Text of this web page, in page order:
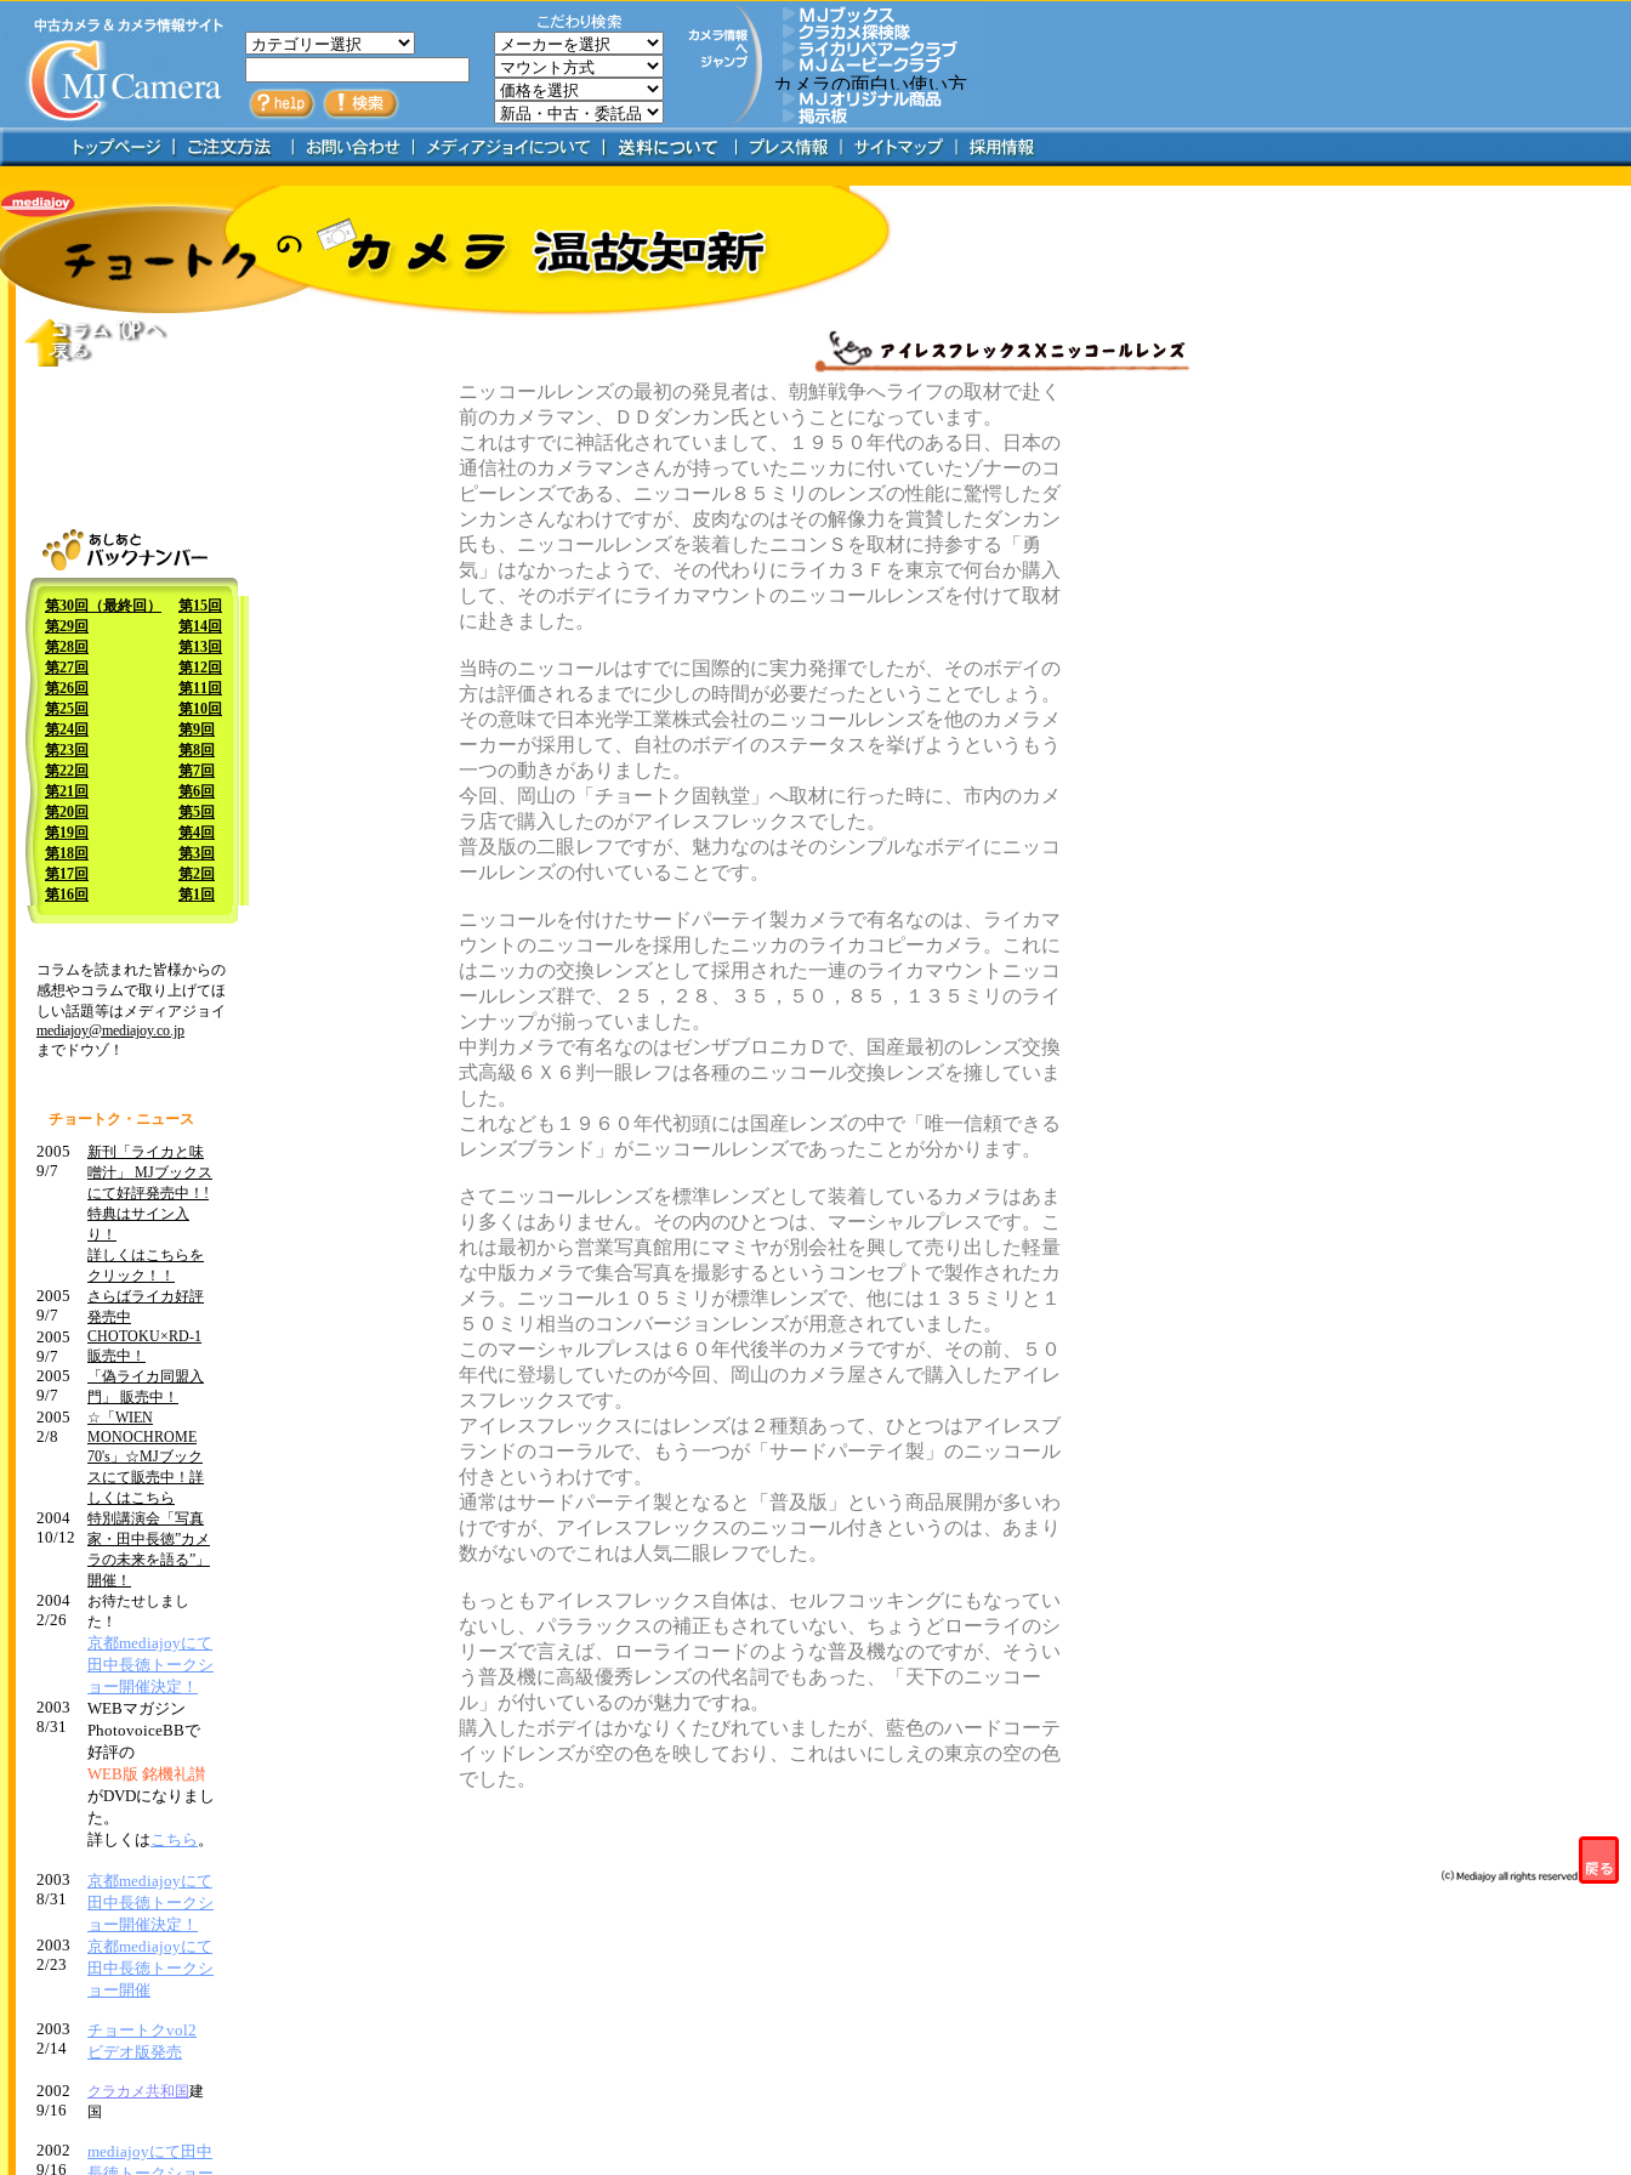
第30回（最終回）
第29回
第28回
第27回
第26回
第25回
第24回
第23回
第22回
第21回
第20回
第19回
第18回
第17回
第16回
第15回
第14回
第13回
第12回
第11回
第10回
第9回
第8回
第7回
第6回
第5回
第4回
第3回
第2回
第1回
コラムを読まれた皆様からの
感想やコラムで取り上げてほ
しい話題等はメディアジョイ
mediajoy@mediajoy.co.jp
までドウゾ！
チョートク・ニュース
2005
9/7
新刊「ライカと味
噌汁」 MJブックス
にて好評発売中！!
特典はサイン入
り！
詳しくはこちらを
クリック！！
2005
9/7
さらばライカ好評
発売中
2005
9/7
CHOTOKU×RD-1
販売中！
2005
9/7
「偽ライカ同盟入
門」 販売中！
2005
2/8
☆「WIEN
MONOCHROME
70's」☆MJブック
スにて販売中！詳
しくはこちら
2004
10/12
特別講演会「写真
家・田中長徳”カメ
ラの未来を語る”」
開催！
2004
2/26
お待たせしまし
た！
京都mediajoyにて
田中長徳トークシ
ョー開催決定！
2003
8/31
WEBマガジン
PhotovoiceBBで
好評の
WEB版 銘機礼讃
がDVDになりまし
た。
詳しくはこちら 。
2003
8/31
京都mediajoyにて
田中長徳トークシ
ョー開催決定！
2003
2/23
京都mediajoyにて
田中長徳トークシ
ョー開催
2003
2/14
チョートクvol2
ビデオ版発売
2002
9/16
クラカメ共和国建
国
2002
9/16
mediajoyにて田中
ニッコールレンズの最初の発見者は、朝鮮戦争へライフの取材で赴く
前のカメラマン、ＤＤダンカン氏ということになっています。
これはすでに神話化されていまして、１９５０年代のある日、日本の
通信社のカメラマンさんが持っていたニッカに付いていたゾナーのコ
ピーレンズである、ニッコール８５ミリのレンズの性能に驚愕したダ
ンカンさんなわけですが、皮肉なのはその解像力を賞賛したダンカン
氏も、ニッコールレンズを装着したニコンＳを取材に持参する「勇
気」はなかったようで、その代わりにライカ３Ｆを東京で何台か購入
して、そのボデイにライカマウントのニッコールレンズを付けて取材
に赴きました。
当時のニッコールはすでに国際的に実力発揮でしたが、そのボデイの
方は評価されるまでに少しの時間が必要だったということでしょう。
その意味で日本光学工業株式会社のニッコールレンズを他のカメラメ
ーカーが採用して、自社のボデイのステータスを挙げようというもう
一つの動きがありました。
今回、岡山の「チョートク固執堂」へ取材に行った時に、市内のカメ
ラ店で購入したのがアイレスフレックスでした。
普及版の二眼レフですが、魅力なのはそのシンプルなボデイにニッコ
ールレンズの付いていることです。
ニッコールを付けたサードパーテイ製カメラで有名なのは、ライカマ
ウントのニッコールを採用したニッカのライカコピーカメラ。これに
はニッカの交換レンズとして採用された一連のライカマウントニッコ
ールレンズ群で、２５，２８、３５，５０，８５，１３５ミリのライ
ンナップが揃っていました。
中判カメラで有名なのはゼンザブロニカＤで、国産最初のレンズ交換
式高級６Ｘ６判一眼レフは各種のニッコール交換レンズを擁していま
した。
これなども１９６０年代初頭には国産レンズの中で「唯一信頼できる
レンズブランド」がニッコールレンズであったことが分かります。
さてニッコールレンズを標準レンズとして装着しているカメラはあま
り多くはありません。その内のひとつは、マーシャルプレスです。こ
れは最初から営業写真館用にマミヤが別会社を興して売り出した軽量
な中版カメラで集合写真を撮影するというコンセプトで製作されたカ
メラ。ニッコール１０５ミリが標準レンズで、他には１３５ミリと１
５０ミリ相当のコンバージョンレンズが用意されていました。
このマーシャルプレスは６０年代後半のカメラですが、その前、５０
年代に登場していたのが今回、岡山のカメラ屋さんで購入したアイレ
スフレックスです。
アイレスフレックスにはレンズは２種類あって、ひとつはアイレスブ
ランドのコーラルで、もう一つが「サードパーテイ製」のニッコール
付きというわけです。
通常はサードパーテイ製となると「普及版」という商品展開が多いわ
けですが、アイレスフレックスのニッコール付きというのは、あまり
数がないのでこれは人気二眼レフでした。
もっともアイレスフレックス自体は、セルフコッキングにもなってい
ないし、パララックスの補正もされていない、ちょうどローライのシ
リーズで言えば、ローライコードのような普及機なのですが、そうい
う普及機に高級優秀レンズの代名詞でもあった、「天下のニッコー
ル」が付いているのが魅力ですね。
購入したボデイはかなりくたびれていましたが、藍色のハードコーテ
イッドレンズが空の色を映しており、これはいにしえの東京の空の色
でした。